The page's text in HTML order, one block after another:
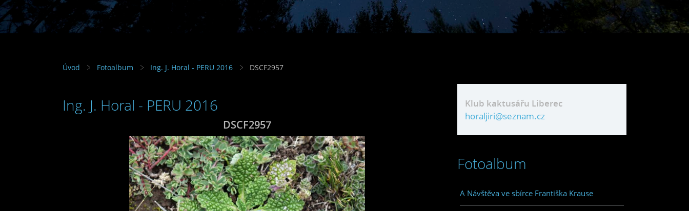
Úvod Fotoalbum Ing. J. Horal - PERU 2016 DSCF2957
Ing. J. Horal - PERU 2016
DSCF2957
Klub kaktusářu Liberec
horaljiri@seznam.cz
Fotoalbum
A Návštěva ve sbírce Františka Krause